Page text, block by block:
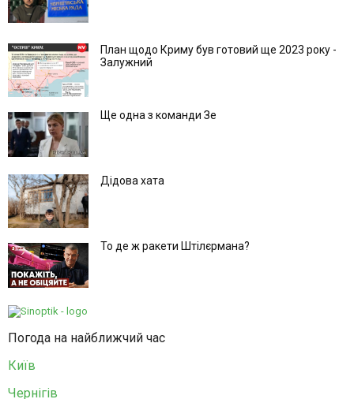
План щодо Криму був готовий ще 2023 року -
Залужний
Ще одна з команди Зе
Дідова хата
То де ж ракети Штілєрмана?
Погода на найближчий час
Київ
Чернігів